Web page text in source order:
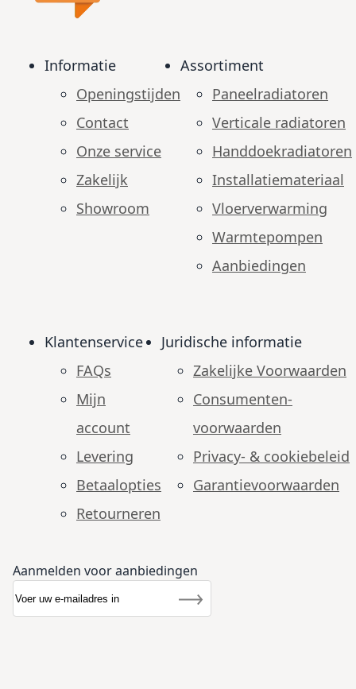
Informatie
Openingstijden
Contact
Onze service
Zakelijk
Showroom
Assortiment
Paneelradiatoren
Verticale radiatoren
Handdoekradiatoren
Installatiemateriaal
Vloerverwarming
Warmtepompen
Aanbiedingen
Klantenservice
FAQs
Mijn
account
Levering
Betaalopties
Retourneren
Juridische informatie
Zakelijke Voorwaarden
Consumenten­
voorwaarden
Privacy- & cookiebeleid
Garantie­voorwaarden
Aanmelden voor aanbiedingen
Nieuwsbrief
Inschrijven